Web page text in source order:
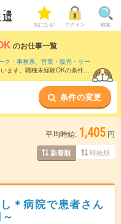
気になる! ログイン 検索
のお仕事一覧
ク・事務系、 営業・販売・サー
ます。職種未経験OKの条件の
条件の変更
平均時給: 1,405 円
新着順 時給順
＊病院で患者さん